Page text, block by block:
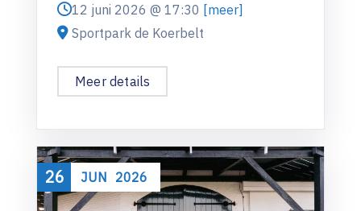
12 juni 2026 @ 17:30 [meer]
Sportpark de Koerbelt
Meer details
26 JUN 2026